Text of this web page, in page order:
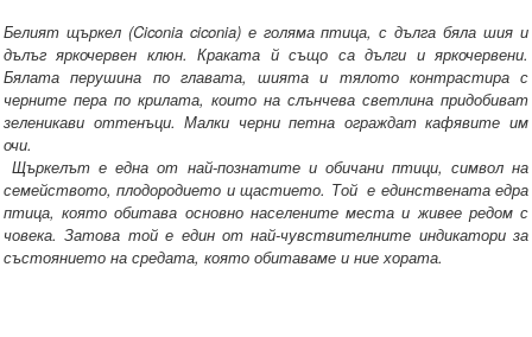
Белият щъркел (Ciconia ciconia) е голяма птица, с дълга бяла шия и
дълъг яркочервен клюн. Краката й също са дълги и яркочервени.
Бялата перушина по главата, шията и тялото контрастира с
черните пера по крилата, които на слънчева светлина придобиват
зеленикави оттенъци. Малки черни петна ограждат кафявите им
очи.
Щъркелът е една от най-познатите и обичани птици, символ на
семейството, плодородието и щастието. Той е единствената едра
птица, която обитава основно населените места и живее редом с
човека. Затова той е един от най-чувствителните индикатори за
състоянието на средата, която обитаваме и ние хората.